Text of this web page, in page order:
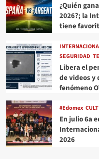
¿Quién
2026?; la
tiene
SEGURIDAD
Libera el
de videos y
fenómeno
#Edomex
En julio 6a
2026